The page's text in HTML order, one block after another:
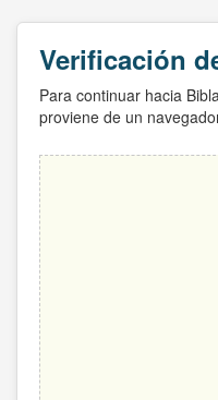
Verificación
Para continuar hacia
proviene de un